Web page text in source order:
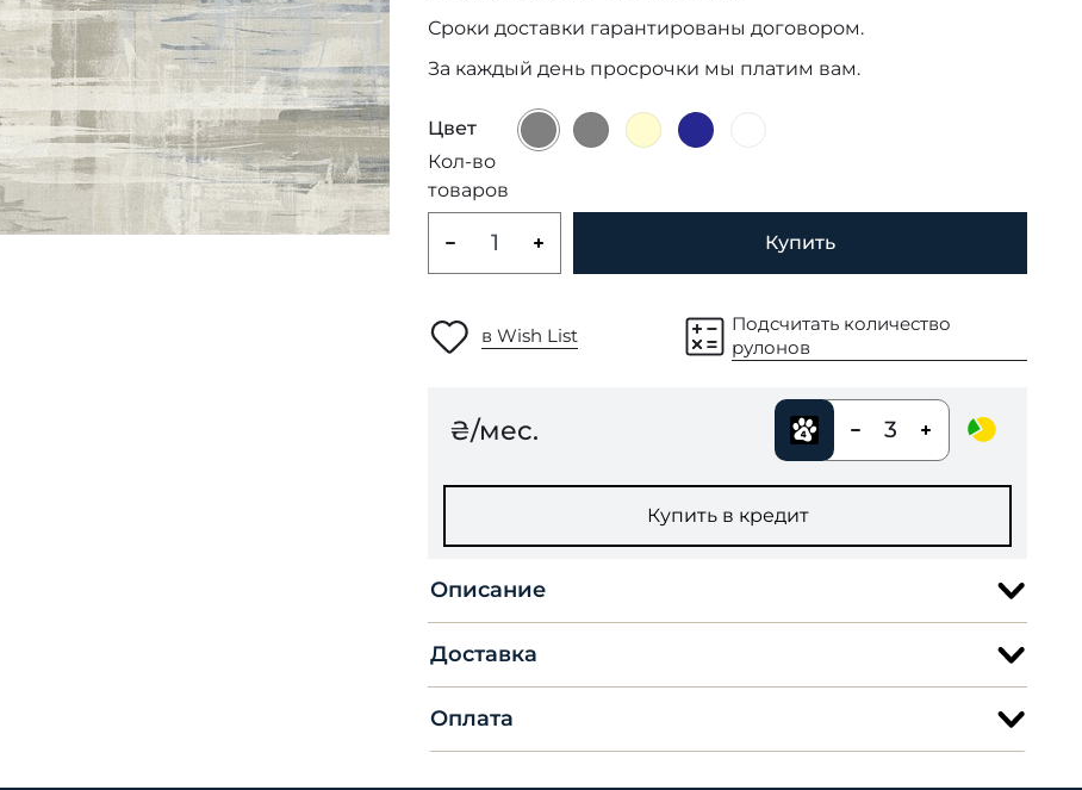
Сроки доставки гарантированы договором.
За каждый день просрочки мы платим вам.
Цвет
Кол-во
товаров
Купить
в Wish List
Подсчитать количество
рулонов
₴/мес. 3
Купить в кредит
Описание
Доставка
Оплата